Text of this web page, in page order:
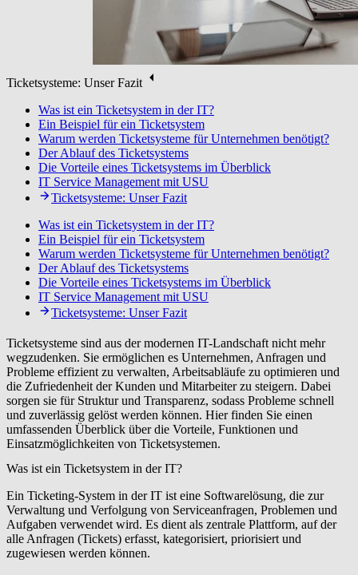
Ticketsysteme: Unser Fazit
Was ist ein Ticketsystem in der IT?
Ein Beispiel für ein Ticketsystem
Warum werden Ticketsysteme für Unternehmen benötigt?
Der Ablauf des Ticketsystems
Die Vorteile eines Ticketsystems im Überblick
IT Service Management mit USU
Ticketsysteme: Unser Fazit
Was ist ein Ticketsystem in der IT?
Ein Beispiel für ein Ticketsystem
Warum werden Ticketsysteme für Unternehmen benötigt?
Der Ablauf des Ticketsystems
Die Vorteile eines Ticketsystems im Überblick
IT Service Management mit USU
Ticketsysteme: Unser Fazit
Ticketsysteme sind aus der modernen IT-Landschaft nicht mehr
wegzudenken. Sie ermöglichen es Unternehmen, Anfragen und
Probleme effizient zu verwalten, Arbeitsabläufe zu optimieren und
die Zufriedenheit der Kunden und Mitarbeiter zu steigern. Dabei
sorgen sie für Struktur und Transparenz, sodass Probleme schnell
und zuverlässig gelöst werden können. Hier finden Sie einen
umfassenden Überblick über die Vorteile, Funktionen und
Einsatzmöglichkeiten von Ticketsystemen.
Was ist ein Ticketsystem in der IT?
Ein Ticketing-System in der IT ist eine Softwarelösung, die zur
Verwaltung und Verfolgung von Serviceanfragen, Problemen und
Aufgaben verwendet wird. Es dient als zentrale Plattform, auf der
alle Anfragen (Tickets) erfasst, kategorisiert, priorisiert und
zugewiesen werden können.